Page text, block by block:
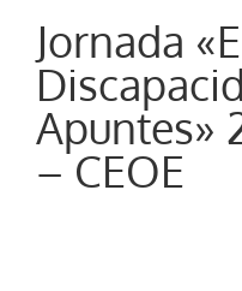
Jornada
Apuntes»
– CEOE